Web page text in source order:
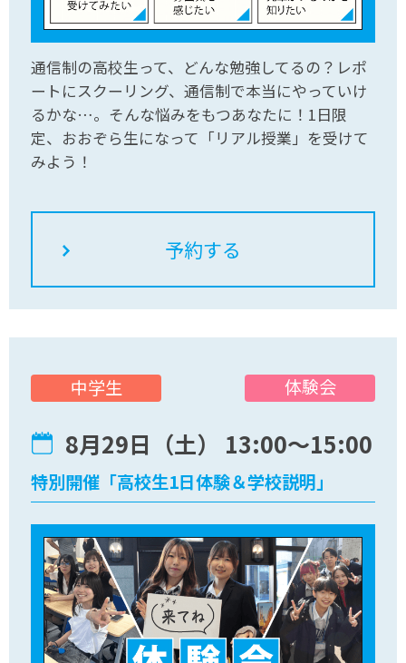
通信制の高校生って、どんな勉強してるの？レポ
ートにスクーリング、通信制で本当にやっていけ
るかな…。そんな悩みをもつあなたに！1日限
定、おおぞら生になって「リアル授業」を受けて
みよう！
体験会
8月29日（土） 13:00〜15:00
中学生
特別開催「高校生1日体験＆学校説明」